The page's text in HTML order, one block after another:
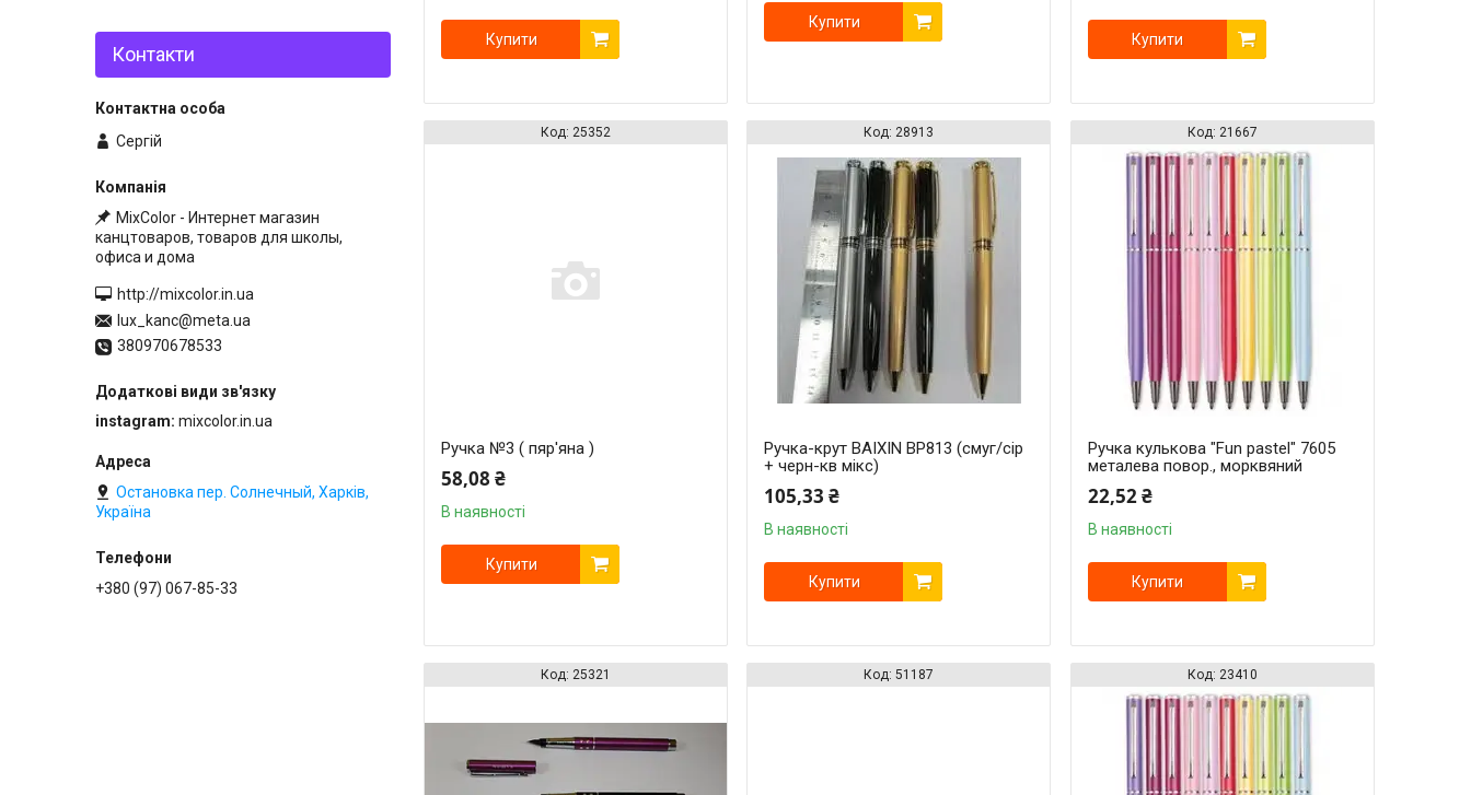
Купити
Купити
Купити
25352
Ручка №3 ( пяр'яна )
58,08 ₴
В наявності
Купити
28913
Ручка-крут BAIXIN BP813 (смуг/сір
+ черн-кв мікс)
105,33 ₴
В наявності
Купити
21667
Ручка кулькова "Fun pastel" 7605
металева повор., морквяний
22,52 ₴
В наявності
Купити
25321 51187 23410
Контакти
Сергій
MixColor - Интернет магазин
канцтоваров, товаров для школы,
офиса и дома
http://mixcolor.in.ua
lux_kanc@meta.ua
380970678533
instagram mixcolor.in.ua
Остановка пер. Солнечный, Харків,
Україна
+380 (97) 067-85-33